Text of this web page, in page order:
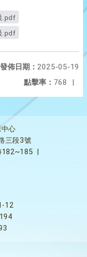
.pdf
.pdf
發佈日期： 2025-05-19
點擊率： 768 |
心
三段3號
182~185
12